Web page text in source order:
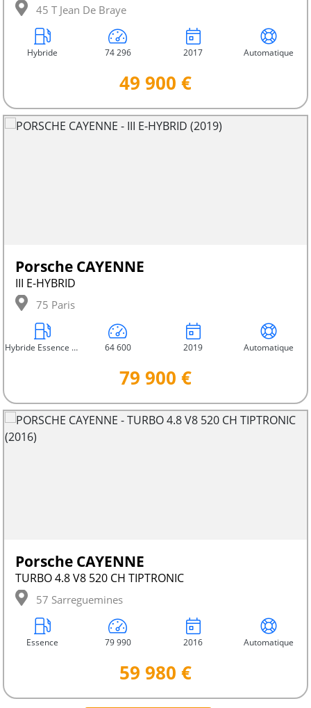
45 T Jean De Braye
Hybride 74 296 2017 Automatique
49 900 €
Porsche CAYENNE
III E-HYBRID
75 Paris
Hybride Essence Électrique 64 600 2019 Automatique
79 900 €
Porsche CAYENNE
TURBO 4.8 V8 520 CH TIPTRONIC
57 Sarreguemines
Essence 79 990 2016 Automatique
59 980 €